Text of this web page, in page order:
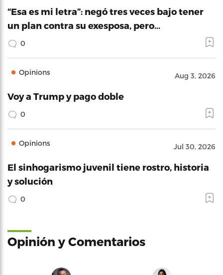
“Esa es mi letra”: negó tres veces bajo tener
un plan contra su exesposa, pero…
0
Opinions Aug 3, 2026
Voy a Trump y pago doble
0
Opinions Jul 30, 2026
El sinhogarismo juvenil tiene rostro, historia
y solución
0
Opinión y Comentarios